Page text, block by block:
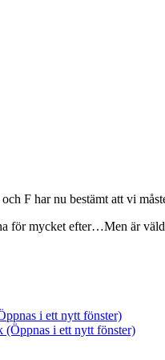
F har nu bestämt att vi
för mycket efter…Men är
i ett nytt fönster)
(Öppnas i ett nytt fönster)